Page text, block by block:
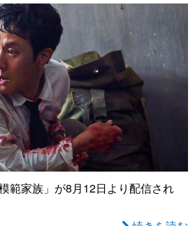
範家族」が8月12日より配信され